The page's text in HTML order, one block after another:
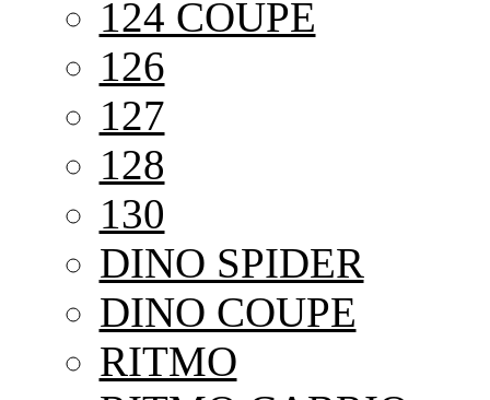
124 COUPE
126
127
128
130
DINO SPIDER
DINO COUPE
RITMO